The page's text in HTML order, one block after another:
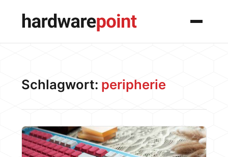
Menü
Schlagwort: peripherie